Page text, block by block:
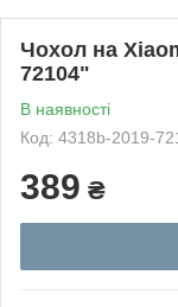
Чохол на
72104"
В наявності
Код: 4318b-2019-
389 ₴